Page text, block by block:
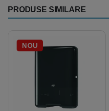
PRODUSE SIMILARE
NOU